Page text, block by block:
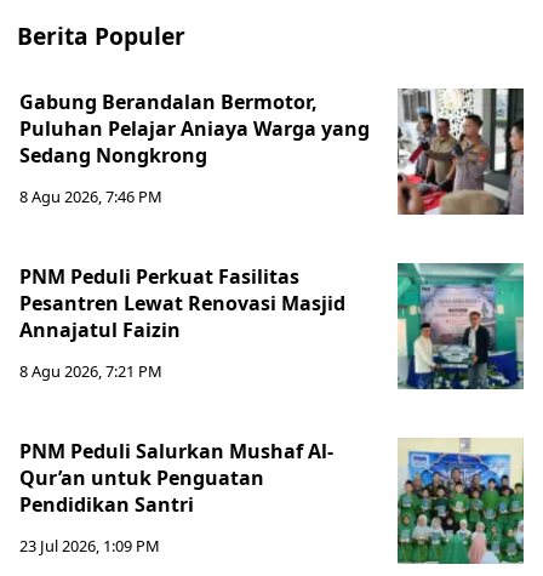
Berita Populer
Gabung Berandalan Bermotor,
Puluhan Pelajar Aniaya Warga yang
Sedang Nongkrong
8 Agu 2026, 7:46 PM
PNM Peduli Perkuat Fasilitas
Pesantren Lewat Renovasi Masjid
Annajatul Faizin
8 Agu 2026, 7:21 PM
PNM Peduli Salurkan Mushaf Al-
Qur’an untuk Penguatan
Pendidikan Santri
23 Jul 2026, 1:09 PM